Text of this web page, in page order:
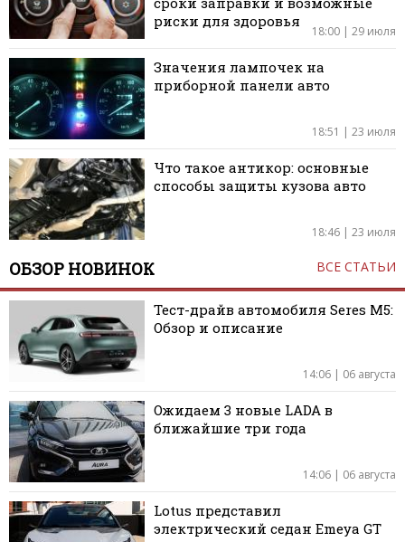
риски для здоровья
18:00 | 29 июля
Значения лампочек на
приборной панели авто
18:51 | 23 июля
Что такое антикор: основные
способы защиты кузова авто
18:46 | 23 июля
ОБЗОР НОВИНОК ВСЕ СТАТЬИ
Тест-драйв автомобиля Seres M5:
Обзор и описание
14:06 | 06 августа
Ожидаем 3 новые LADA в
ближайшие три года
14:06 | 06 августа
Lotus представил
электрический седан Emeya GT